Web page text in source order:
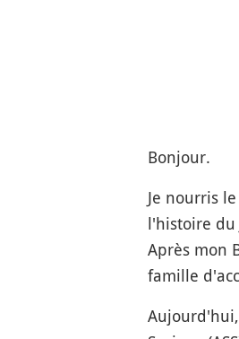
Bonjour.
Je nourris
l'histoire du
Après mon
famille
Aujourd'hui,